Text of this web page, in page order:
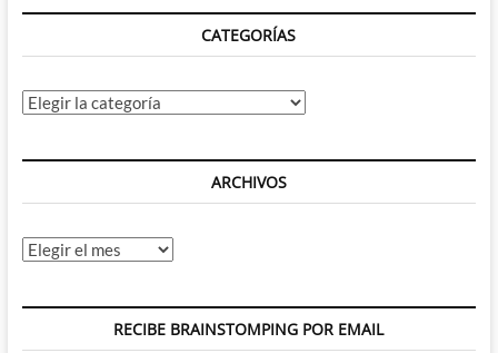
Opera
CATEGORÍAS
Categorías
ARCHIVOS
Archivos
RECIBE BRAINSTOMPING POR EMAIL